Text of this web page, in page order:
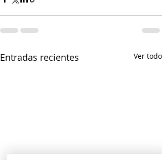
Entradas recientes Ver todo